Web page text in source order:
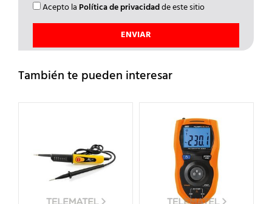
Acepto la Política de privacidadde este sitio
También te pueden interesar